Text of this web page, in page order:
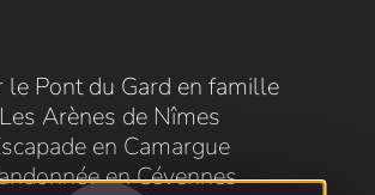
le Pont du Gard en famille
Les Arènes de Nîmes
en Camargue
en Cévennes